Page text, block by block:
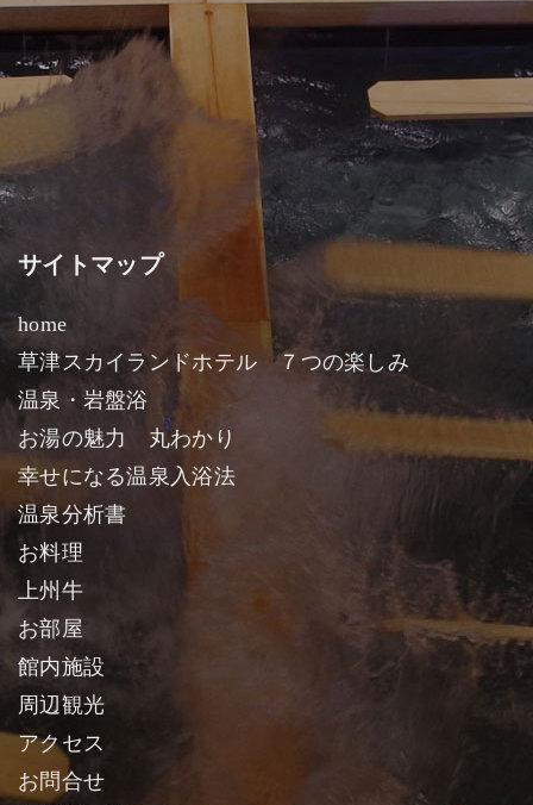
サイトマップ
home
草津スカイランドホテル ７つの楽しみ
温泉・岩盤浴
お湯の魅力 丸わかり
幸せになる温泉入浴法
温泉分析書
お料理
上州牛
お部屋
館内施設
周辺観光
アクセス
お問合せ